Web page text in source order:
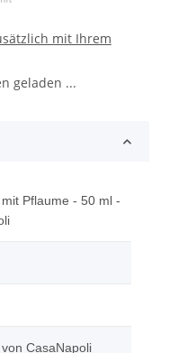
mit Ihrem
geladen ...
Pflaume - 50 ml -
CasaNapoli